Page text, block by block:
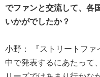
でファンと交流して、各
いかがでしたか？
小野： 『ストリートフ
中で発表するにあたって